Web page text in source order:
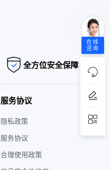
全方位安全保障
服务协议
隐私政策
服务协议
合理使用政策
在线
咨询